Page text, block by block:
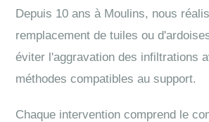
Depuis 10 ans à Moulins, nous
remplacement de tuiles ou
éviter l'aggravation des infiltrations
méthodes compatibles au support.
Chaque intervention comprend le